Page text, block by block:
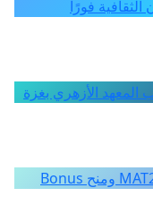
فورًا
المعهد الأزهري بغزة